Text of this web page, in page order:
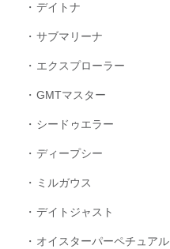
デイトナ
サブマリーナ
エクスプローラー
GMTマスター
シードゥエラー
ディープシー
ミルガウス
デイトジャスト
オイスターパーペチュアル